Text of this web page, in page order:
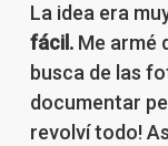
La idea era
fácil.Me armé
busca de las
documentar
revolví todo!